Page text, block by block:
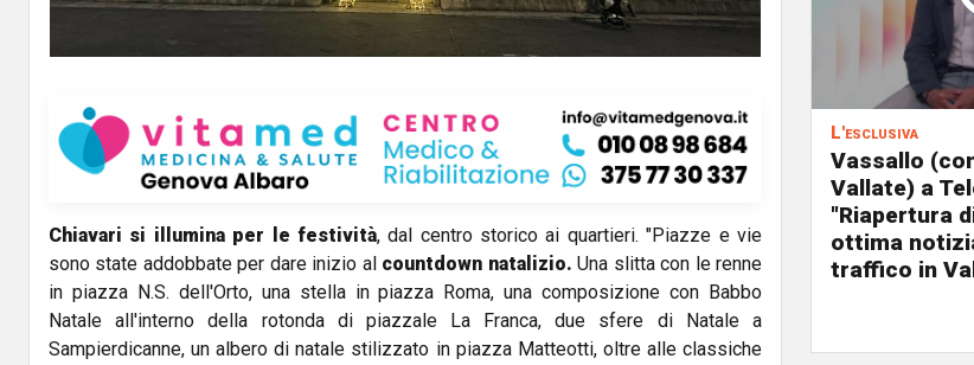
Chiavari si illumina per le festività, dal centro storico ai quartieri. "Piazze e vie
sono state addobbate per dare inizio al countdown natalizio. Una slitta con le renne
in piazza N.S. dell'Orto, una stella in piazza Roma, una composizione con Babbo
Natale all'interno della rotonda di piazzale La Franca, due sfere di Natale a
Sampierdicanne, un albero di natale stilizzato in piazza Matteotti, oltre alle classiche
L'esclusiva
Vassallo
Vallate) a
"Riapertura
ottima
traffico in